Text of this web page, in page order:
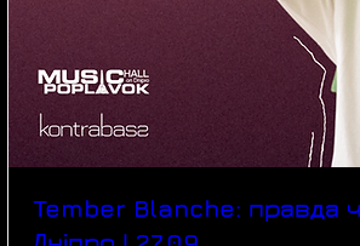
Tember Blanche: правда